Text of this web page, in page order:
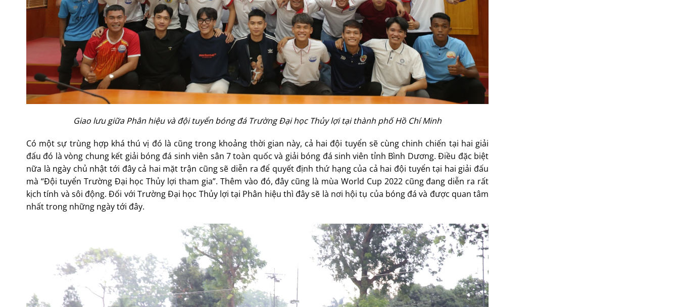
Giao lưu giữa Phân hiệu và đội tuyển bóng đá Trường Đại học Thủy lợi tại thành phố Hồ Chí Minh
Có một sự trùng hợp khá thú vị đó là cũng trong khoảng thời gian này, cả hai đội tuyển sẽ cùng chinh chiến tại hai giải
đấu đó là vòng chung kết giải bóng đá sinh viên sân 7 toàn quốc và giải bóng đá sinh viên tỉnh Bình Dương. Điều đặc biệt
nữa là ngày chủ nhật tới đây cả hai mặt trận cũng sẽ diễn ra để quyết định thứ hạng của cả hai đội tuyển tại hai giải đấu
mà “Đội tuyển Trường Đại học Thủy lợi tham gia”. Thêm vào đó, đây cũng là mùa World Cup 2022 cũng đang diễn ra rất
kịch tính và sôi động. Đối với Trường Đại học Thủy lợi tại Phân hiệu thì đây sẽ là nơi hội tụ của bóng đá và được quan tâm
nhất trong những ngày tới đây.